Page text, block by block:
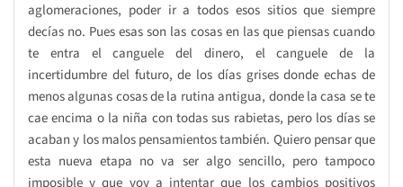
aglomeraciones, poder ir a todos esos sitios que siempre
decías no. Pues esas son las cosas en las que piensas cuando
te entra el canguele del dinero, el canguele de la
incertidumbre del futuro, de los días grises donde echas de
menos algunas cosas de la rutina antigua, donde la casa se te
cae encima o la niña con todas sus rabietas, pero los días se
acaban y los malos pensamientos también. Quiero pensar que
esta nueva etapa no va ser algo sencillo, pero tampoco
imposible y que voy a intentar que los cambios positivos